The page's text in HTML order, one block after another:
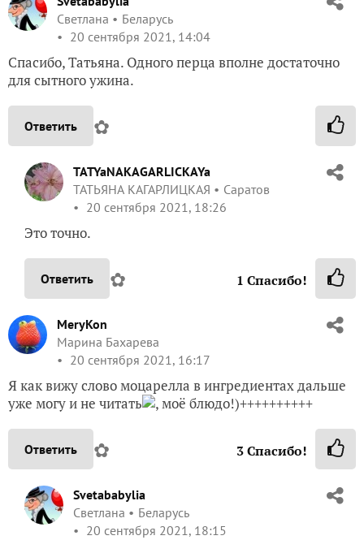
Светлана
Беларусь
20 сентября 2021, 14:04
Спасибо, Татьяна. Одного перца вполне достаточно
для сытного ужина.
Ответить ✿
TATYaNAKAGARLICKAYa
ТАТЬЯНА КАГАРЛИЦКАЯ
Саратов
20 сентября 2021, 18:26
Это точно.
Ответить ✿ 1 Спасибо!
MeryKon
Марина Бахарева
20 сентября 2021, 16:17
Я как вижу слово моцарелла в ингредиентах дальше
уже могу и не читать
, моё блюдо!)++++++++++
Ответить ✿ 3Спасибо!
Svetababylia
Светлана
Беларусь
20 сентября 2021, 18:15